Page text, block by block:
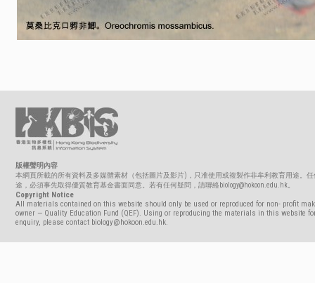
版權聲明內容
本網頁所載的所有資料及多媒體素材（包括圖片及影片)，只准使用或複製作非牟利教育用途。
途，必須事先取得優質教育基金書面同意。若有任何疑問，請聯絡biology@hokoon.edu.hk。
Copyright Notice
All materials contained on this website should only be used or reproduced for non- profit
owner — Quality Education Fund (QEF). Using or reproducing the materials in this website
enquiry, please contact biology@hokoon.edu.hk.